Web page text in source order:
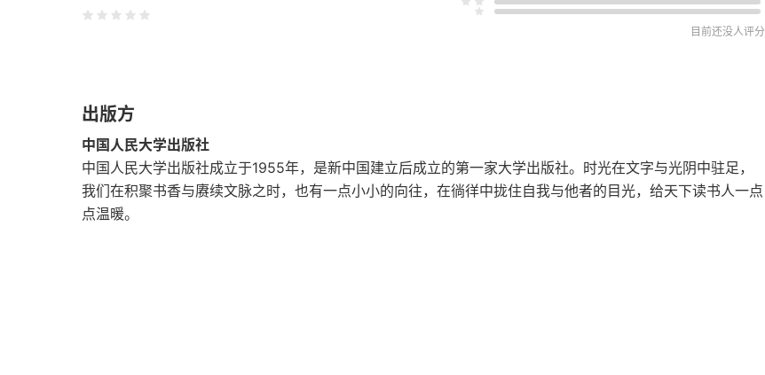
第三章 现代化新征程面临的挑战和价值问题
第一节 正确把握“两个大局”中的价值问题和解决路径
第二节 正确认识现代化进程中的复杂矛盾
目前还没人评分
出版方
中国人民大学出版社
中国人民大学出版社成立于1955年，是新中国建立后成立的第一家大学出版社。时光在文字与光阴中驻足，
我们在积聚书香与赓续文脉之时，也有一点小小的向往，在徜徉中拢住自我与他者的目光，给天下读书人一点
点温暖。